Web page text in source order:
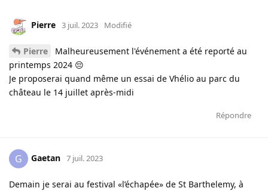
Pierre 3 juil. 2023 Modifié
Pierre
Malheureusement l'événement a été reporté au
printemps 2024 😔
Je proposerai quand même un essai de Vhélio au parc du
château le 14 juillet après-midi
Répondre
G Gaetan 7 juil. 2023
Demain je serai au festival «l’échapée» de St Barthelemy, à